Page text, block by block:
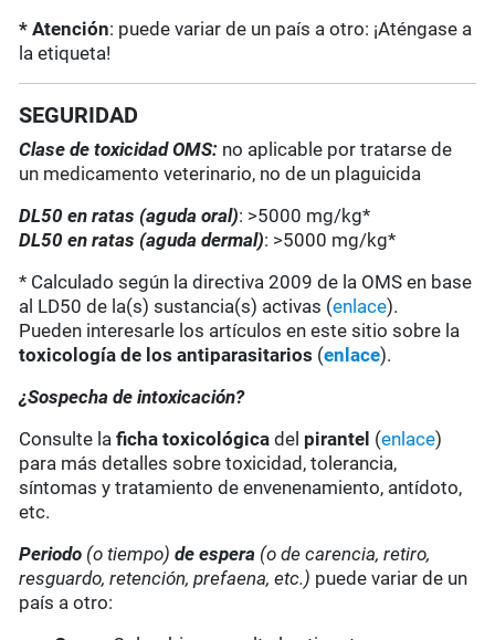
* Atención: puede variar de un país a otro: ¡Aténgase a
la etiqueta!
SEGURIDAD
Clase de toxicidad OMS: no aplicable por tratarse de
un medicamento veterinario, no de un plaguicida
DL50 en ratas (aguda oral): >5000 mg/kg*
DL50 en ratas (aguda dermal): >5000 mg/kg*
* Calculado según la directiva 2009 de la OMS en base
al LD50 de la(s) sustancia(s) activas (enlace).
Pueden interesarle los artículos en este sitio sobre la
toxicología de los antiparasitarios (enlace).
¿Sospecha de intoxicación?
Consulte laficha toxicológica del pirantel (enlace)
para más detalles sobre toxicidad, tolerancia,
síntomas y tratamiento de envenenamiento, antídoto,
etc.
Periodo (o tiempo) de espera (o de carencia, retiro,
resguardo, retención, prefaena, etc.) puede variar de un
país a otro: